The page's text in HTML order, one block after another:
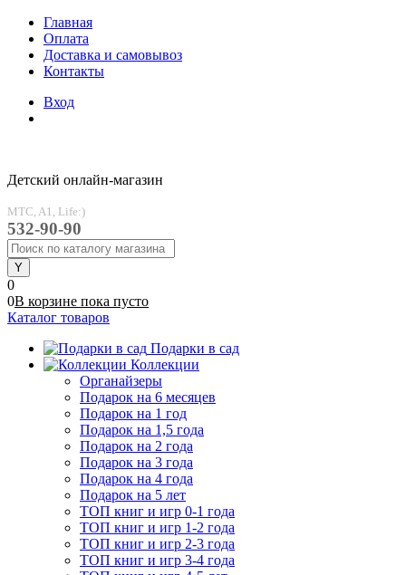
Главная
Оплата
Доставка и самовывоз
Контакты
Вход
Детский онлайн-магазин
MTC, A1, Life:)
532-90-90
0
0В корзине пока пусто
Каталог товаров
Подарки в сад
Коллекции
Органайзеры
Подарок на 6 месяцев
Подарок на 1 год
Подарок на 1,5 года
Подарок на 2 года
Подарок на 3 года
Подарок на 4 года
Подарок на 5 лет
ТОП книг и игр 0-1 года
ТОП книг и игр 1-2 года
ТОП книг и игр 2-3 года
ТОП книг и игр 3-4 года